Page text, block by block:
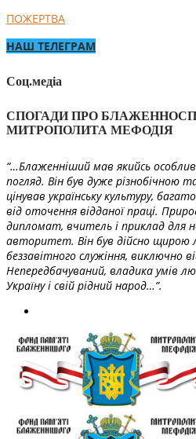
ПОЖЕРТВА
НАШ ТЕЛЕГРАМ
Соц.медіа
СПОГАДИ ПРО
МИТРОПОЛИТА МЕФОДІЯ
“…Блаженніший мав якийсь
погляд. Він був дуже різнобічною
цінував українську культуру,
від оточення відданої праці.
дипломат, вчитель і приклад для
авторитет. Він був дійсно
беззавітного служіння, виключно
Непередбачуваний, владика умів
Україну і свій рідний народ…”.